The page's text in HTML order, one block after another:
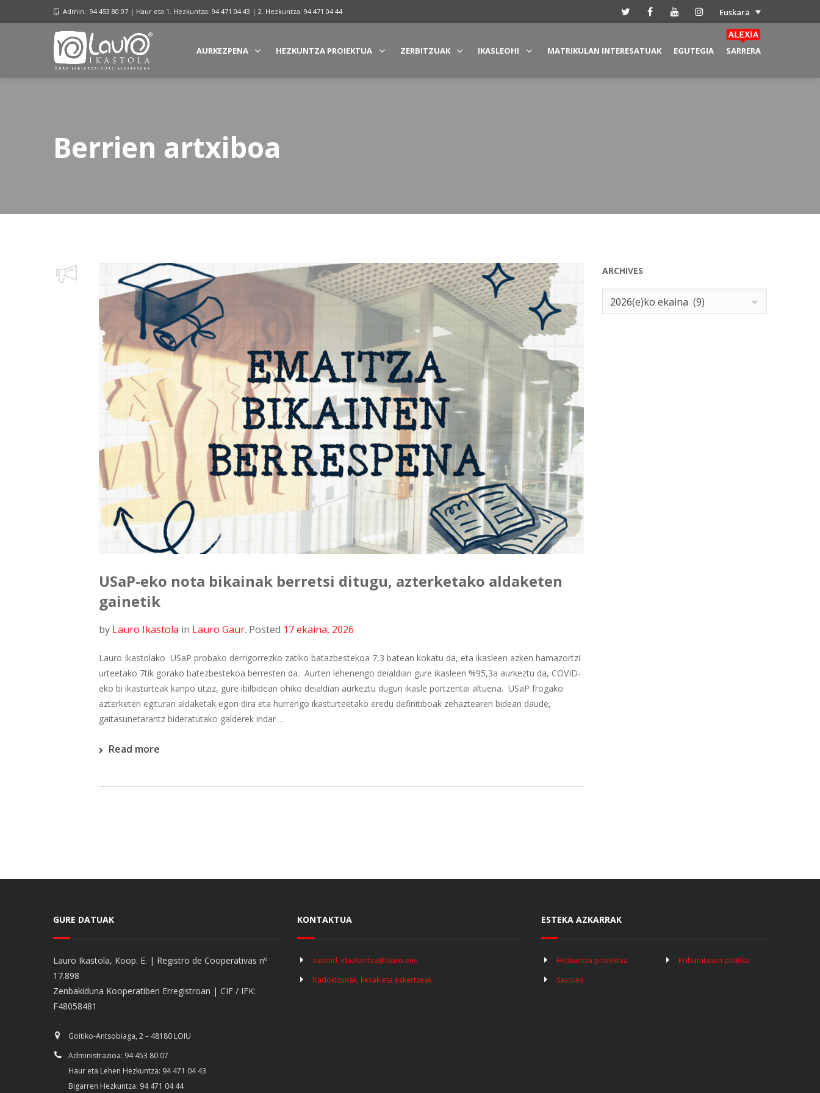
Admin.: 94 453 80 07 | Haur eta 1. Hezkuntza: 94 471 04 43 | 2. Hezkuntza: 94 471 04 44 Euskara
AURKEZPENA HEZKUNTZA PROIEKTUA ZERBITZUAK IKASLEOHI MATRIKULAN INTERESATUAK EGUTEGIA SARRERA
Berrien artxiboa
USaP-eko nota bikainak berretsi ditugu, azterketako aldaketen
gainetik
by Lauro Ikastola in Lauro Gaur. Posted 17 ekaina, 2026
Lauro Ikastolako USaP probako derrigorrezko zatiko batazbestekoa 7,3 batean kokatu da, eta ikasleen azken hamazortzi
urteetako 7tik gorako batezbestekoa berresten da. Aurten lehenengo deialdian gure ikasleen %95,3a aurkeztu da, COVID-
eko bi ikasturteak kanpo utziz, gure ibilbidean ohiko deialdian aurkeztu dugun ikasle portzentai altuena. USaP frogako
azterketen egituran aldaketak egon dira eta hurrengo ikasturteetako eredu definitiboak zehaztearen bidean daude,
gaitasunetarantz bideratutako galderek indar ...
Read more
ARCHIVES
Archives
2026(e)ko ekaina (9)
GURE DATUAK
Lauro Ikastola, Koop. E. | Registro de Cooperativas nº
17.898
Zenbakiduna Kooperatiben Erregistroan | CIF / IFK:
F48058481
Goitiko-Antsobiaga, 2 – 48180 LOIU
Administrazioa: 94 453 80 07
Haur eta Lehen Hezkuntza: 94 471 04 43
Bigarren Hezkuntza: 94 471 04 44
KONTAKTUA
zuzend_idazkaritza@lauro.eus
Iradokizunak, kexak eta eskertzeak
ESTEKA AZKARRAK
Hezkuntza proiektua
Sasoian
Pribatutasun politika